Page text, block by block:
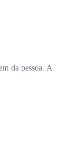
da pessoa. A